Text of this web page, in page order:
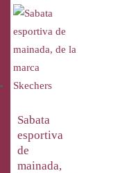
Sabata
esportiva
de
mainada,